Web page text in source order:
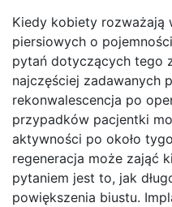
Kiedy kobiety rozważają
piersiowych o
pytań dotyczących tego
najczęściej zadawanych
rekonwalescencja po
przypadków pacjentki
aktywności po około
regeneracja może zająć
pytaniem jest to, jak
powiększenia biustu.